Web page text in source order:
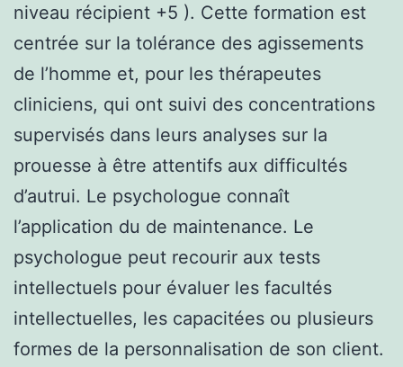
niveau récipient +5 ). Cette formation est
centrée sur la tolérance des agissements
de l’homme et, pour les thérapeutes
cliniciens, qui ont suivi des concentrations
supervisés dans leurs analyses sur la
prouesse à être attentifs aux difficultés
d’autrui. Le psychologue connaît
l’application du de maintenance. Le
psychologue peut recourir aux tests
intellectuels pour évaluer les facultés
intellectuelles, les capacitées ou plusieurs
formes de la personnalisation de son client.